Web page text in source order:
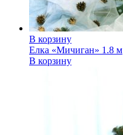
В корзину
Елка «Мичиган» 1.8 м
В корзину